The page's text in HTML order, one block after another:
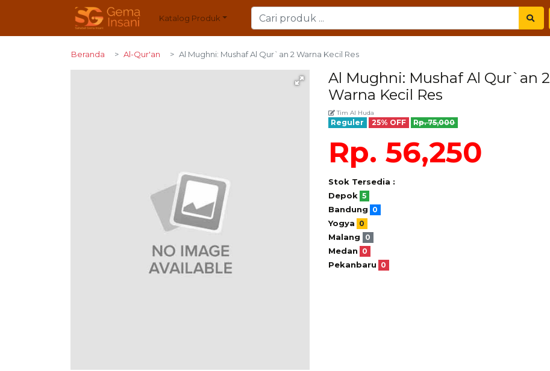
Katalog Produk
Beranda Al-Qur'an Al Mughni: Mushaf Al Qur`an 2 Warna Kecil Res
Al Mughni: Mushaf Al Qur`an 2
Warna Kecil Res
Tim Al Huda
Reguler 25% OFF Rp. 75,000
Rp. 56,250
Stok Tersedia :
Depok 5
Bandung 0
Yogya 0
Malang 0
Medan 0
Pekanbaru 0